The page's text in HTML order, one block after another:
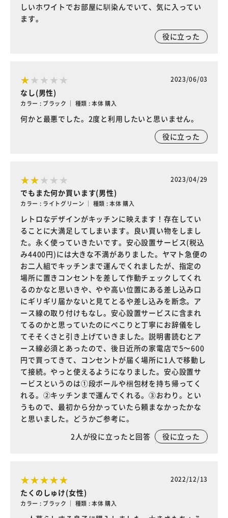
しいホワイトでお部屋に馴染んでいて、気に入ってい
ます。
役に立った
2023/06/03
なし(男性)
カラー : ブラック ｜ 種類 : 本体 購入
何かと最悪でした。2度と利用したいと思いません。
役に立った
2023/04/29
でもまた何か買います(男性)
カラー : ライトグリーン ｜ 種類 : 本体 購入
レトロなデザインがキッチンに映えます！存在してい
ることに大満足してしまいます。良い買い物をしまし
た。永く使っていきたいです。安心設置サービス(税込
み4400円)には大きな不満がありました。ヤマト急便の
お二人組でキッチンまで運んでくれましたが、指定の
場所に置きコンセントを差して作動チェックしてくれ
るのかなと思いきや、やや高い位置にある差し込み口
にギリギリ届かないと見てとるや差し込みを断念。ア
ース線の取り付けもなし。安心設置サービスに含まれ
てるのかと思っていたのにぺこりと丁寧にお辞儀をし
てそそくさと引き上げていきました。説明書読むとア
ース線必須とあったので、後日近所の家電店で5〜600
円で買ってきて、コンセントが届く場所に1人で移動し
て接続。やっと使えるようになりました。安心設置サ
ービスというのは①段ボールや梱包材を持ち帰ってく
れる。②キッチンまで運んでくれる。③おわり。とい
うもので、最初から分かっていたら頼まなかったかな
と思いました。どうかご参考に。
2人が役に立ったと回答 役に立った
2022/12/13
たくのしゅけ(女性)
カラー : ブラック ｜ 種類 : 本体 購入